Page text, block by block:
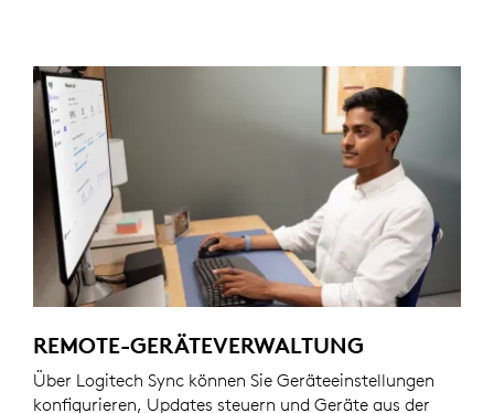
REMOTE-GERÄTEVERWALTUNG
Über Logitech Sync können Sie Geräteeinstellungen
konfigurieren, Updates steuern und Geräte aus der